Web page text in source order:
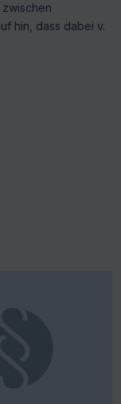
hin, dass dabei v.